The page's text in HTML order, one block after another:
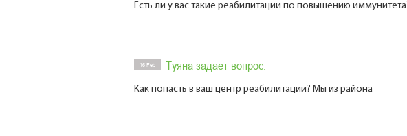
Есть ли у вас такие реабилитации по повышению
16 Feb Туяна задает вопрос:
Как попасть в ваш центр реабилитации? Мы из района